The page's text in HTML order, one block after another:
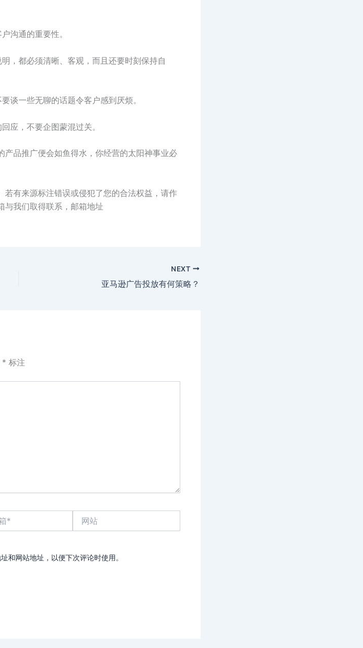
沟通的重要性。
，都必须清晰、客观，而且还要时刻保持自
谈一些无聊的话题令客户感到厌烦。
应，不要企图蒙混过关。
品推广便会如鱼得水，你经营的太阳神事业必
若有来源标注错误或侵犯了您的合法权益，请作
与我们取得联系，邮箱地址
NEXT
亚马逊广告投放有何策略？
* 标注
和网站地址，以便下次评论时使用。